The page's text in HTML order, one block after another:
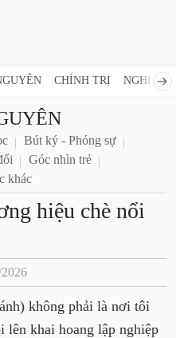
CHÍNH TRỊ NGHỊ
Bút ký - Phóng sự
Góc nhìn trẻ
khác
hiệu chè nổi
không phải là nơi tôi
lên khai hoang lập nghiệp